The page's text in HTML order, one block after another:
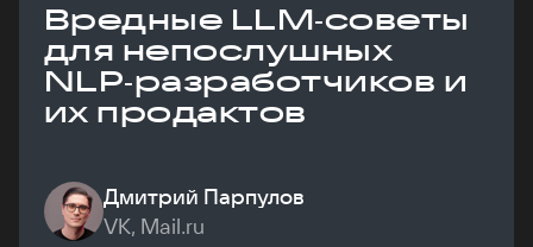
Вредные LLM‑советы
для непослушных
NLP‑разработчиков и
их продактов
Дмитрий Парпулов
VK, Mail.ru